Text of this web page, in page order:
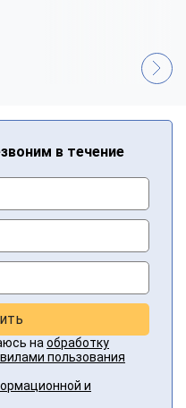
в течение
на обработку
пользования
и